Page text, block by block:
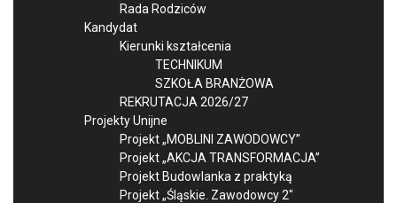
Rada Rodziców
Kandydat
Kierunki kształcenia
TECHNIKUM
SZKOŁA BRANŻOWA
REKRUTACJA 2026/27
Projekty Unijne
Projekt „MOBLINI ZAWODOWCY”
Projekt „AKCJA TRANSFORMACJA”
Projekt Budowlanka z praktyką
Projekt „Śląskie. Zawodowcy 2″